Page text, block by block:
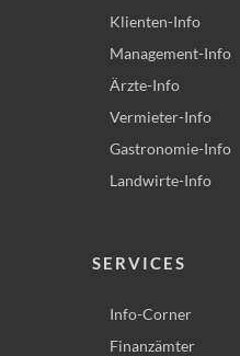
Klienten-Info
Management-Info
Ärzte-Info
Vermieter-Info
Gastronomie-Info
Landwirte-Info
SERVICES
Info-Corner
Finanzämter